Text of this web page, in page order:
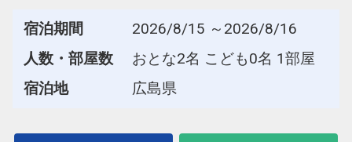
宿泊期間
2026/8/15 ～2026/8/16
人数・部屋数
おとな2名 こども0名 1部屋
宿泊地
広島県